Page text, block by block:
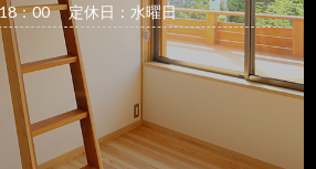
：00 定休日：水曜日